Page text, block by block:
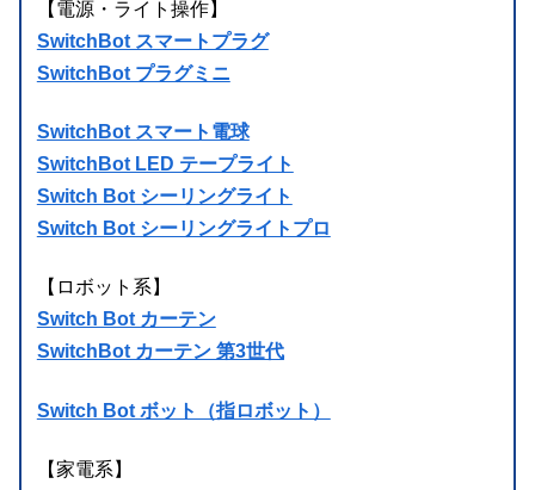
【電源・ライト操作】
SwitchBot スマートプラグ
SwitchBot プラグミニ
SwitchBot スマート電球
SwitchBot LED テープライト
Switch Bot シーリングライト
Switch Bot シーリングライトプロ
【ロボット系】
Switch Bot カーテン
SwitchBot カーテン 第3世代
Switch Bot ボット（指ロボット）
【家電系】